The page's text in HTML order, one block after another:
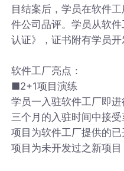
目结案后，学员在软件
件公司品评。学员从软
认证》，证书附有学员开
软件工厂亮点：
■2+1项目演练
学员一入驻软件工厂即
三个月的入驻时间中接
项目为软件工厂提供的
项目为未开发过之新项目